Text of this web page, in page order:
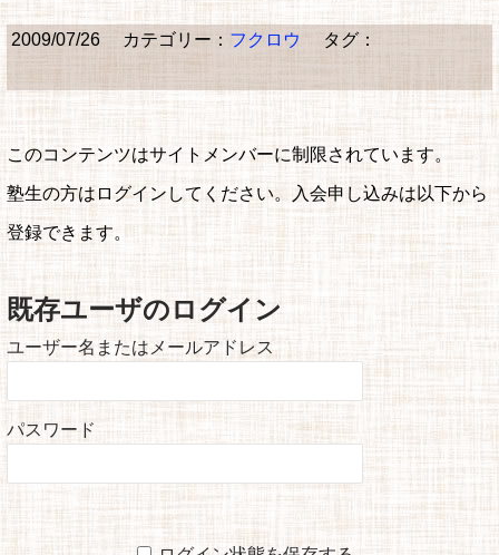
2009/07/26 カテゴリー： フクロウ タグ：
このコンテンツはサイトメンバーに制限されています。
塾生の方はログインしてください。入会申し込みは以下から
登録できます。
既存ユーザのログイン
ユーザー名またはメールアドレス
パスワード